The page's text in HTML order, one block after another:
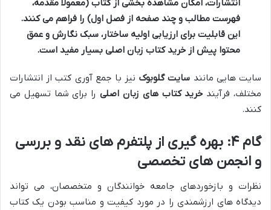
انتشارات، امکان مشاهده بخشی از کتاب (معمولاً مقدمه،
فهرست مطالب و چند صفحه از فصل اول) را فراهم می کنند.
این قابلیت برای ارزیابی اولیه ساختار، سبک نگارش و عمق
محتوا پیش از خرید کتاب زبان اصلی بسیار مفید است.
سایت هایی مانند سایت گلوبوک نیز با جمع آوری کتب از انتشارات
مختلف، فرآیند خرید کتاب های زبان اصلیرا برای شما تسهیل می
کنند.
گام ۴: بهره گیری از پلتفرم های نقد و بررسی
و انجمن های تخصصی
نظرات و بازخوردهای جامعه خوانندگان و متخصصان، می تواند
دیدگاه های ارزشمندی را در مورد کیفیت و مناسب بودن یک کتاب